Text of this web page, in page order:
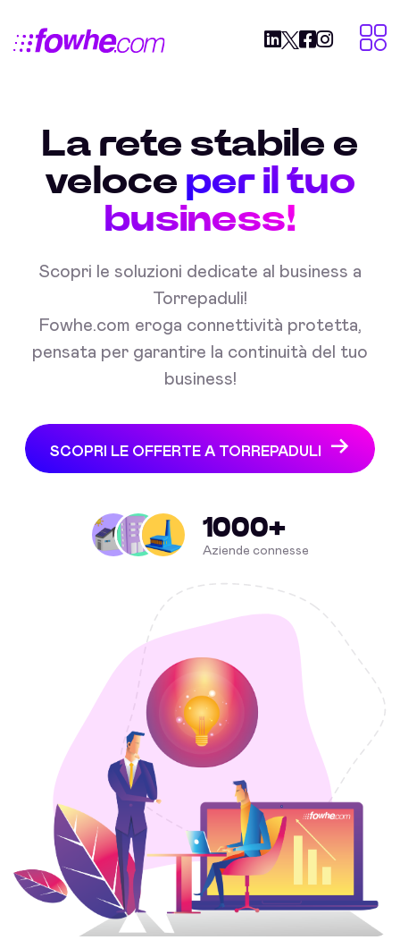
La rete stabile e
veloce per il tuo
business!
Scopri le soluzioni dedicate al business a
Torrepaduli!
Fowhe.com eroga connettività protetta,
pensata per garantire la continuità del tuo
business!
SCOPRI LE OFFERTE A TORREPADULI
1000+
Aziende connesse